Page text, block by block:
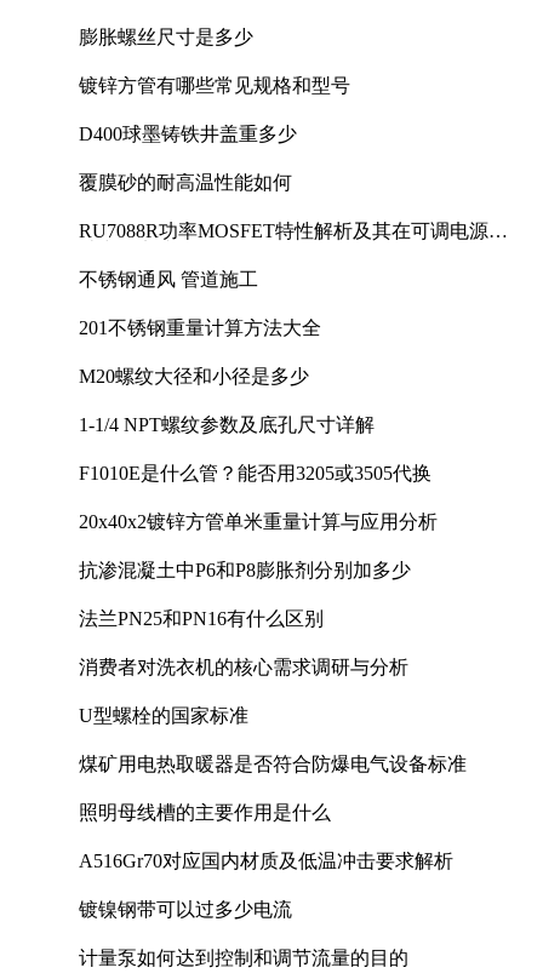
膨胀螺丝尺寸是多少
镀锌方管有哪些常见规格和型号
D400球墨铸铁井盖重多少
覆膜砂的耐高温性能如何
RU7088R功率MOSFET特性解析及其在可调电源设
不锈钢通风 管道施工
201不锈钢重量计算方法大全
M20螺纹大径和小径是多少
1-1/4 NPT螺纹参数及底孔尺寸详解
F1010E是什么管？能否用3205或3505代换
20x40x2镀锌方管单米重量计算与应用分析
抗渗混凝土中P6和P8膨胀剂分别加多少
法兰PN25和PN16有什么区别
消费者对洗衣机的核心需求调研与分析
U型螺栓的国家标准
煤矿用电热取暖器是否符合防爆电气设备标准
照明母线槽的主要作用是什么
A516Gr70对应国内材质及低温冲击要求解析
镀镍钢带可以过多少电流
计量泵如何达到控制和调节流量的目的